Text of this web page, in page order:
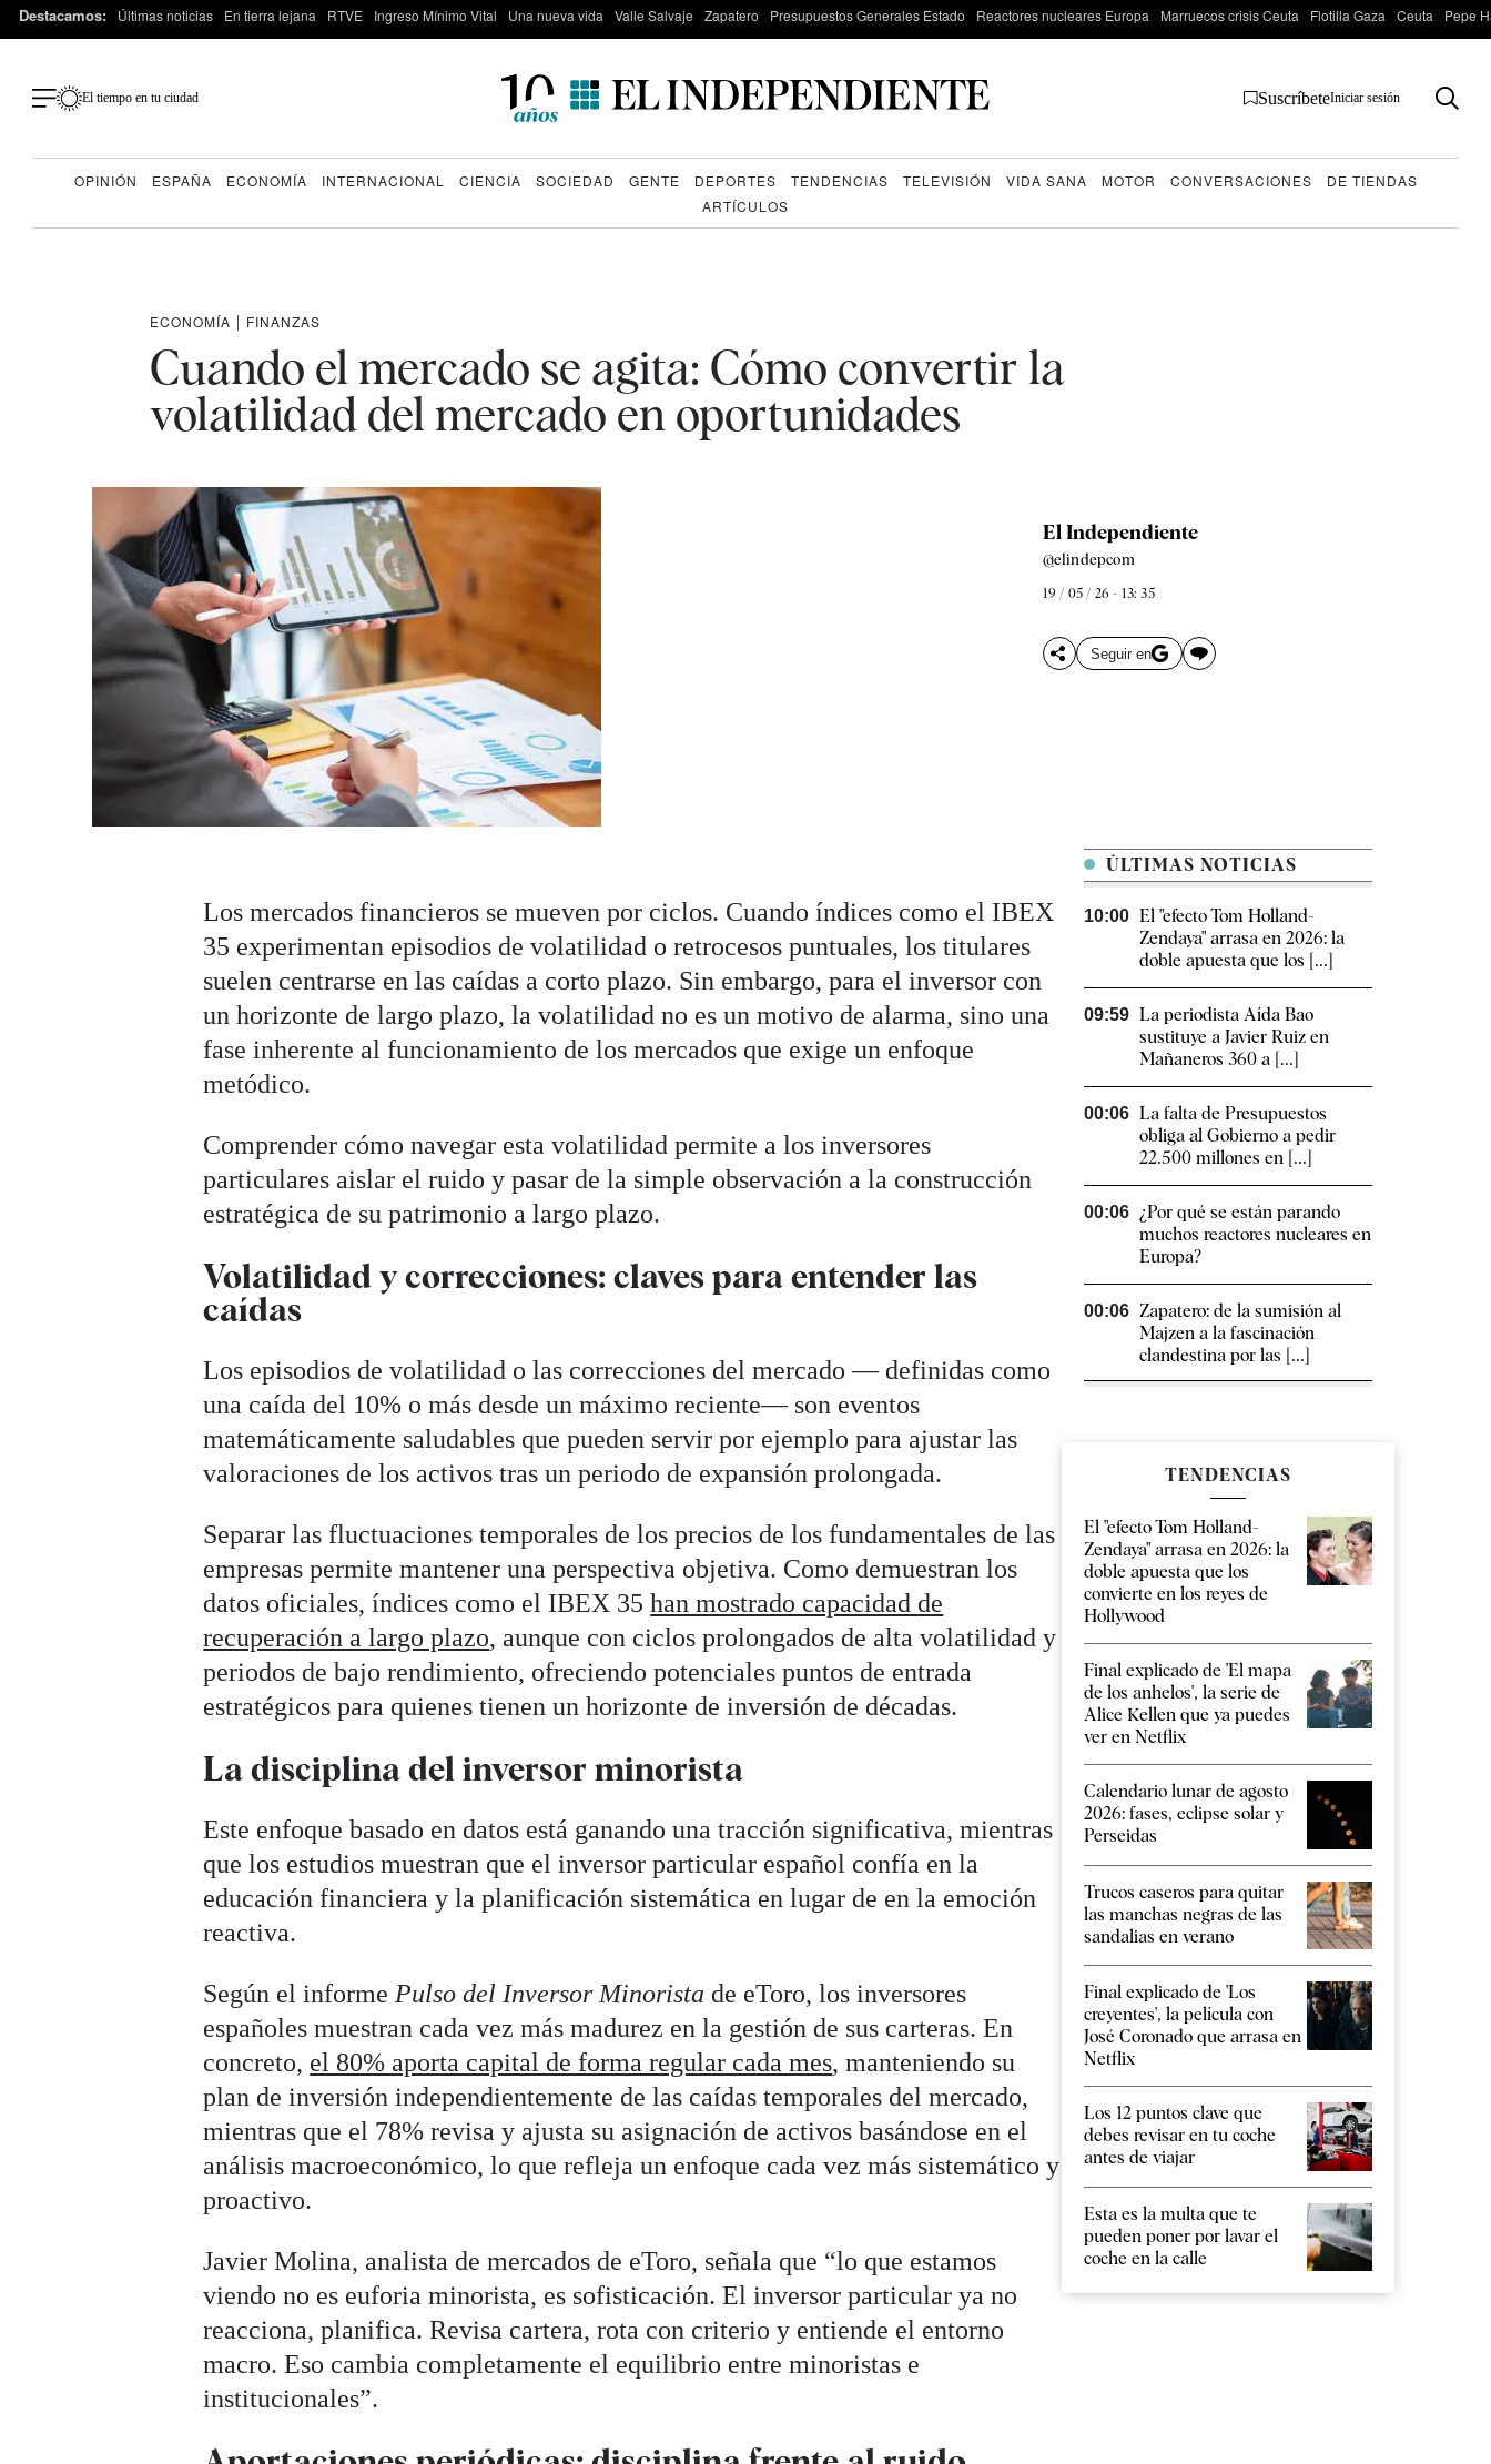
Destacamos: Últimas noticias En tierra lejana RTVE Ingreso Mínimo Vital Una nueva vida Valle Salvaje Zapatero Presupuestos Generales Estado Reactores nucleares Europa Marruecos crisis Ceuta Flotilla Gaza Ceuta Pepe
El tiempo en tu ciudad SuscríbeteIniciar sesión
OPINIÓN ESPAÑA ECONOMÍA INTERNACIONAL CIENCIA SOCIEDAD GENTE DEPORTES TENDENCIAS TELEVISIÓN VIDA SANA MOTOR CONVERSACIONES
DE TIENDAS
ARTÍCULOS
ECONOMÍA | FINANZAS
Cuando el mercado se agita: Cómo convertir la
volatilidad del mercado en oportunidades
El Independiente
@elindepcom
19 / 05 / 26 - 13: 35
Seguir en
Los mercados financieros se mueven por ciclos. Cuando índices como el IBEX
35 experimentan episodios de volatilidad o retrocesos puntuales, los titulares
suelen centrarse en las caídas a corto plazo. Sin embargo, para el inversor con
un horizonte de largo plazo, la volatilidad no es un motivo de alarma, sino una
fase inherente al funcionamiento de los mercados que exige un enfoque
metódico.
Comprender cómo navegar esta volatilidad permite a los inversores
particulares aislar el ruido y pasar de la simple observación a la construcción
estratégica de su patrimonio a largo plazo.
Volatilidad y correcciones: claves para entender las
caídas
Los episodios de volatilidad o las correcciones del mercado — definidas como
una caída del 10% o más desde un máximo reciente— son eventos
matemáticamente saludables que pueden servir por ejemplo para ajustar las
valoraciones de los activos tras un periodo de expansión prolongada.
Separar las fluctuaciones temporales de los precios de los fundamentales de las
empresas permite mantener una perspectiva objetiva. Como demuestran los
datos oficiales, índices como el IBEX 35han mostrado capacidadde
recuperación a largo plazo, aunque con ciclos prolongados de alta volatilidad y
periodos de bajo rendimiento, ofreciendo potenciales puntos de entrada
estratégicos para quienes tienen un horizonte de inversión de décadas.
La disciplina del inversor minorista
Este enfoque basado en datos está ganando una tracción significativa, mientras
que los estudios muestran que el inversor particular español confía en la
educación financiera y la planificación sistemática en lugar de en la emoción
reactiva.
Según el informe Pulso del Inversor Minorista de eToro, los inversores
españoles muestran cada vez más madurez en la gestión de sus carteras. En
concreto, el 80% aporta capital de forma regular cada mes, manteniendo su
plan de inversión independientemente de las caídas temporales del mercado,
mientras que el 78% revisa y ajusta su asignación de activos basándose en el
análisis macroeconómico, lo que refleja un enfoque cada vez más sistemático y
proactivo.
Javier Molina, analista de mercados de eToro, señala que “lo que estamos
viendo no es euforia minorista, es sofisticación. El inversor particular ya no
reacciona, planifica. Revisa cartera, rota con criterio y entiende el entorno
macro. Eso cambia completamente el equilibrio entre minoristas e
institucionales”.
ÚLTIMAS NOTICIAS
10:00 El "efecto Tom Holland-
Zendaya" arrasa en 2026: la
doble apuesta que los [...]
09:59 La periodista Aída Bao
sustituye a Javier Ruiz en
Mañaneros 360 a [...]
00:06 La falta de Presupuestos
obliga al Gobierno a pedir
22.500 millones en [...]
00:06 ¿Por qué se están parando
muchos reactores nucleares en
Europa?
00:06 Zapatero: de la sumisión al
Majzen a la fascinación
clandestina por las [...]
TENDENCIAS
El "efecto Tom Holland-
Zendaya" arrasa en 2026: la
doble apuesta que los
convierte en los reyes de
Hollywood
Final explicado de 'El mapa
de los anhelos', la serie de
Alice Kellen que ya puedes
ver en Netflix
Calendario lunar de agosto
2026: fases, eclipse solar y
Perseidas
Trucos caseros para quitar
las manchas negras de las
sandalias en verano
Final explicado de 'Los
creyentes', la película con
José Coronado que arrasa en
Netflix
Los 12 puntos clave que
debes revisar en tu coche
antes de viajar
Esta es la multa que te
pueden poner por lavar el
coche en la calle